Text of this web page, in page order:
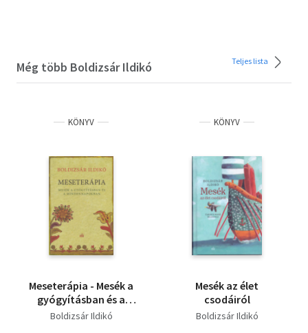
Még több Boldizsár Ildikó Teljes lista
KÖNYV
Meseterápia - Mesék a
gyógyításban és a
mindennapokban
Boldizsár Ildikó
KÖNYV
Mesék az élet
csodáiról
Boldizsár Ildikó